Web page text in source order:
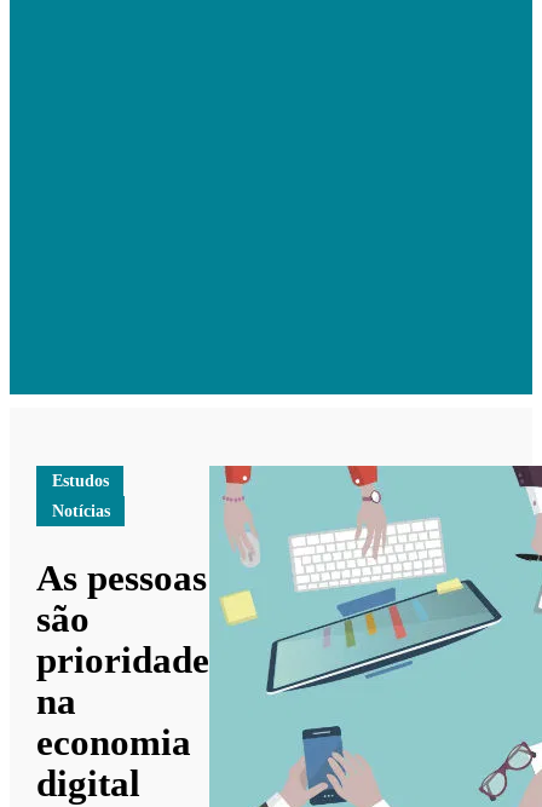
Estudos
Notícias
As pessoas
são
prioridade
na
economia
digital